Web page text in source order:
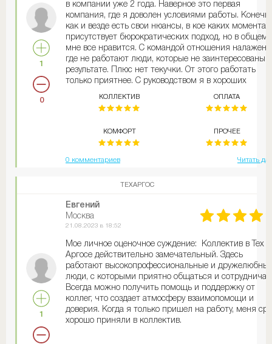
1
0
в компании уже 2 года. Наверное это первая
компания, где я доволен условиями работы.
как и везде есть свои нюансы, в кое каких моментах
присутствует бюрократических подход, но в общем
мне все нравится. С командой отношения
где не работают люди, которые не заинтересованы в
результате. Плюс нет текучки. От этого работать
только приятнее. С руководством я в хороших
время работы не было. Трудоустройство
зарплату выплачивают всегда четко в срок
КОЛЛЕКТИВ
КОМФОРТ
ОПЛАТА
ПРОЧЕЕ
0 комментариев Читать
ТЕХАРГОС
1
Евгений
Москва
21.08.2023 в 18:52
Мое личное оценочное суждение: Коллектив в Тех
Аргосе действительно замечательный. Здесь
работают высокопрофессиональные и
люди, с которыми приятно общаться и
Всегда можно получить помощь и поддержку от
коллег, что создает атмосферу взаимопомощи и
доверия. Когда я только пришел на работу, меня
хорошо приняли в коллектив.